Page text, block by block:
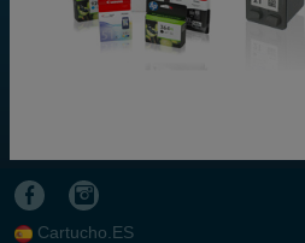
Cartucho.ES